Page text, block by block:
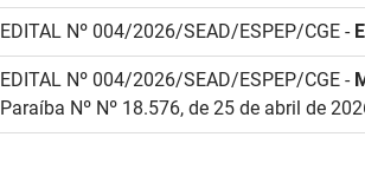
EDITAL Nº 004/2026/SEAD/ESPEP/CGE -
EDITAL Nº 004/2026/SEAD/ESPEP/CGE -
Paraíba Nº Nº 18.576, de 25 de abril de